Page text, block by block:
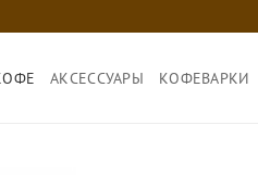
АКСЕССУАРЫ КОФЕВАРКИ